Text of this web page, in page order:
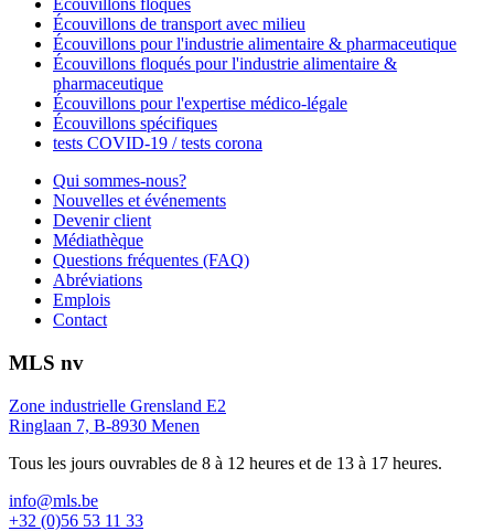
Écouvillons floqués
Écouvillons de transport avec milieu
Écouvillons pour l'industrie alimentaire & pharmaceutique
Écouvillons floqués pour l'industrie alimentaire &
pharmaceutique
Écouvillons pour l'expertise médico-légale
Écouvillons spécifiques
tests COVID-19 / tests corona
Qui sommes-nous?
Nouvelles et événements
Devenir client
Médiathèque
Questions fréquentes (FAQ)
Abréviations
Emplois
Contact
MLS nv
Zone industrielle Grensland E2
Ringlaan 7, B-8930 Menen
Tous les jours ouvrables de 8 à 12 heures et de 13 à 17 heures.
info@mls.be
+32 (0)56 53 11 33